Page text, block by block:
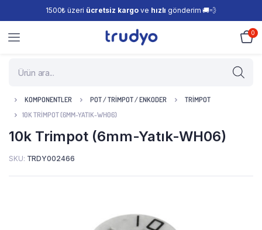
1500₺ üzeri ücretsiz kargo ve hızlı gönderim 🚚💨
0
KOMPONENTLER POT / TRIMPOT / ENKODER
TRIMPOT
10K TRIMPOT (6MM-YATIK-WH06)
10k Trimpot (6mm-Yatık-WH06)
SKU: TRDY002466